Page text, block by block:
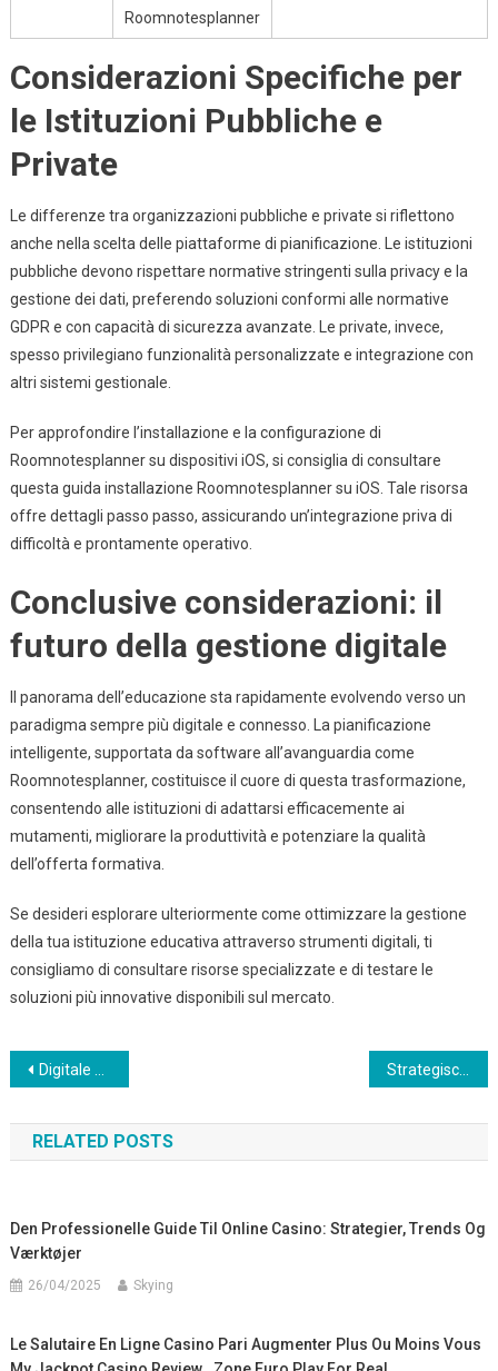
Roomnotesplanner
Considerazioni Specifiche per
le Istituzioni Pubbliche e
Private
Le differenze tra organizzazioni pubbliche e private si riflettono
anche nella scelta delle piattaforme di pianificazione. Le istituzioni
pubbliche devono rispettare normative stringenti sulla privacy e la
gestione dei dati, preferendo soluzioni conformi alle normative
GDPR e con capacità di sicurezza avanzate. Le private, invece,
spesso privilegiano funzionalità personalizzate e integrazione con
altri sistemi gestionale.
Per approfondire l’installazione e la configurazione di
Roomnotesplanner su dispositivi iOS, si consiglia di consultare
questa guida installazione Roomnotesplanner su iOS. Tale risorsa
offre dettagli passo passo, assicurando un’integrazione priva di
difficoltà e prontamente operativo.
Conclusive considerazioni: il
futuro della gestione digitale
Il panorama dell’educazione sta rapidamente evolvendo verso un
paradigma sempre più digitale e connesso. La pianificazione
intelligente, supportata da software all’avanguardia come
Roomnotesplanner, costituisce il cuore di questa trasformazione,
consentendo alle istituzioni di adattarsi efficacemente ai
mutamenti, migliorare la produttività e potenziare la qualità
dell’offerta formativa.
Se desideri esplorare ulteriormente come ottimizzare la gestione
della tua istituzione educativa attraverso strumenti digitali, ti
consigliamo di consultare risorse specializzate e di testare le
soluzioni più innovative disponibili sul mercato.
Post
navigation
Digitale Casinos im Wandel: Die strategische Bedeutung moderner Plattformen Strategische Nutzung von APK-Downloads im Mobile Gaming: Ein Einblick in aktuelle Trends und Risiken
RELATED POSTS
Den Professionelle Guide Til Online Casino: Strategier, Trends Og
Værktøjer
26/04/2025 Skying
Le Salutaire En Ligne Casino Pari Augmenter Plus Ou Moins Vous